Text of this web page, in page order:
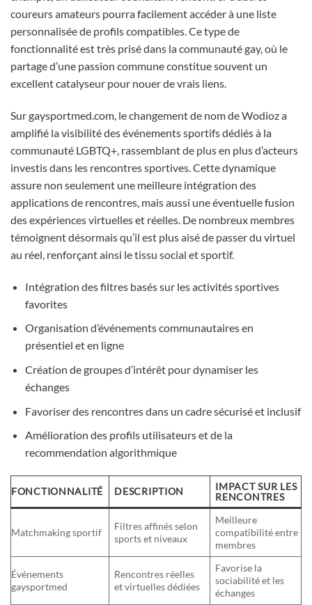
coureurs amateurs pourra facilement accéder à une liste
personnalisée de profils compatibles. Ce type de
fonctionnalité est très prisé dans la communauté gay, où le
partage d’une passion commune constitue souvent un
excellent catalyseur pour nouer de vrais liens.
Sur gaysportmed.com, le changement de nom de Wodioz a
amplifié la visibilité des événements sportifs dédiés à la
communauté LGBTQ+, rassemblant de plus en plus d’acteurs
investis dans les rencontres sportives. Cette dynamique
assure non seulement une meilleure intégration des
applications de rencontres, mais aussi une éventuelle fusion
des expériences virtuelles et réelles. De nombreux membres
témoignent désormais qu’il est plus aisé de passer du virtuel
au réel, renforçant ainsi le tissu social et sportif.
Intégration des filtres basés sur les activités sportives
favorites
Organisation d’événements communautaires en
présentiel et en ligne
Création de groupes d’intérêt pour dynamiser les
échanges
Favoriser des rencontres dans un cadre sécurisé et inclusif
Amélioration des profils utilisateurs et de la
recommendation algorithmique
FONCTIONNALITÉ DESCRIPTION
IMPACT SUR LES
RENCONTRES
Matchmaking sportif
Filtres affinés selon
sports et niveaux
Meilleure
compatibilité entre
membres
Événements
gaysportmed
Rencontres réelles
et virtuelles dédiées
Favorise la
sociabilité et les
échanges